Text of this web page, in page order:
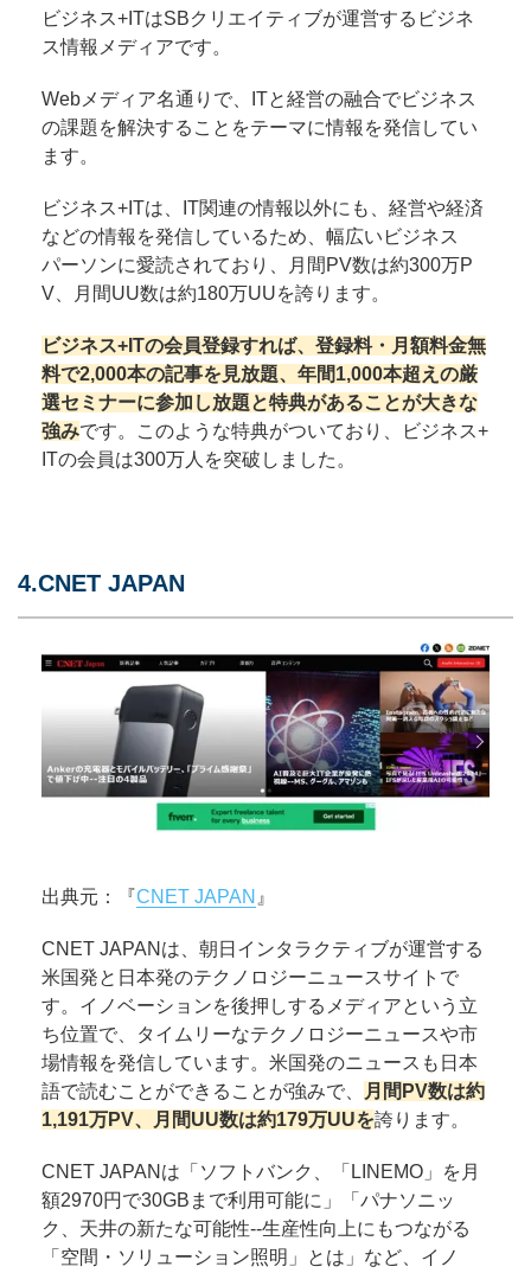
ビジネス+ITはSBクリエイティブが運営するビジネ
ス情報メディアです。
Webメディア名通りで、ITと経営の融合でビジネス
の課題を解決することをテーマに情報を発信してい
ます。
ビジネス+ITは、IT関連の情報以外にも、経営や経済
などの情報を発信しているため、幅広いビジネス
パーソンに愛読されており、月間PV数は約300万P
V、月間UU数は約180万UUを誇ります。
ビジネス+ITの会員登録すれば、登録料・月額料金無
料で2,000本の記事を見放題、年間1,000本超えの厳
選セミナーに参加し放題と特典があることが大きな
強みです。このような特典がついており、ビジネス+
ITの会員は300万人を突破しました。
4.CNET JAPAN
出典元：『CNET JAPAN 』
CNET JAPANは、朝日インタラクティブが運営する
米国発と日本発のテクノロジーニュースサイトで
す。イノベーションを後押しするメディアという立
ち位置で、タイムリーなテクノロジーニュースや市
場情報を発信しています。米国発のニュースも日本
語で読むことができることが強みで、
月間PV数は約
1,191万PV、月間UU数は約179万UUを誇ります。
CNET JAPANは「ソフトバンク、「LINEMO」を月
額2970円で30GBまで利用可能に」「パナソニッ
ク、天井の新たな可能性--生産性向上にもつながる
「空間・ソリューション照明」とは」など、イノ